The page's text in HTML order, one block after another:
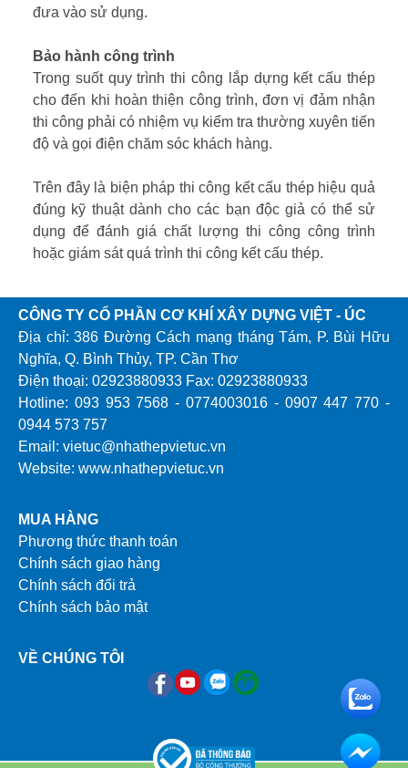
đưa vào sử dụng.
Bảo hành công trình
Trong suốt quy trình thi công lắp dựng kết cấu thép
cho đến khi hoàn thiện công trình, đơn vị đảm nhận
thi công phải có nhiệm vụ kiểm tra thường xuyên tiến
độ và gọi điện chăm sóc khách hàng.
Trên đây là biện pháp thi công kết cấu thép hiệu quả
đúng kỹ thuật dành cho các bạn độc giả có thể sử
dụng để đánh giá chất lượng thi công công trình
hoặc giám sát quá trình thi công kết cấu thép.
CÔNG TY CỔ PHẦN CƠ KHÍ XÂY DỰNG VIỆT - ÚC
Địa chỉ: 386 Đường Cách mạng tháng Tám, P. Bùi Hữu
Nghĩa, Q. Bình Thủy, TP. Cần Thơ
Điện thoại: 02923880933 Fax: 02923880933
Hotline: 093 953 7568 - 0774003016 - 0907 447 770 -
0944 573 757
Email: vietuc@nhathepvietuc.vn
Website: www.nhathepvietuc.vn
MUA HÀNG
Phương thức thanh toán
Chính sách giao hàng
Chính sách đổi trả
Chính sách bảo mật
VỀ CHÚNG TÔI